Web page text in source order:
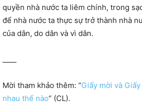
quyền nhà nước ta liêm chính, trong
để nhà nước ta thực sự trở thành nhà
của dân, do dân và vì dân.
Mời tham khảo thêm: “Giấy mời và
nhau thế nào” (CL).